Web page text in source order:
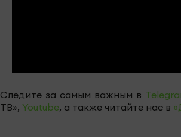
Следите за самым важным в
ТВ», Youtube, а также читайте нас в